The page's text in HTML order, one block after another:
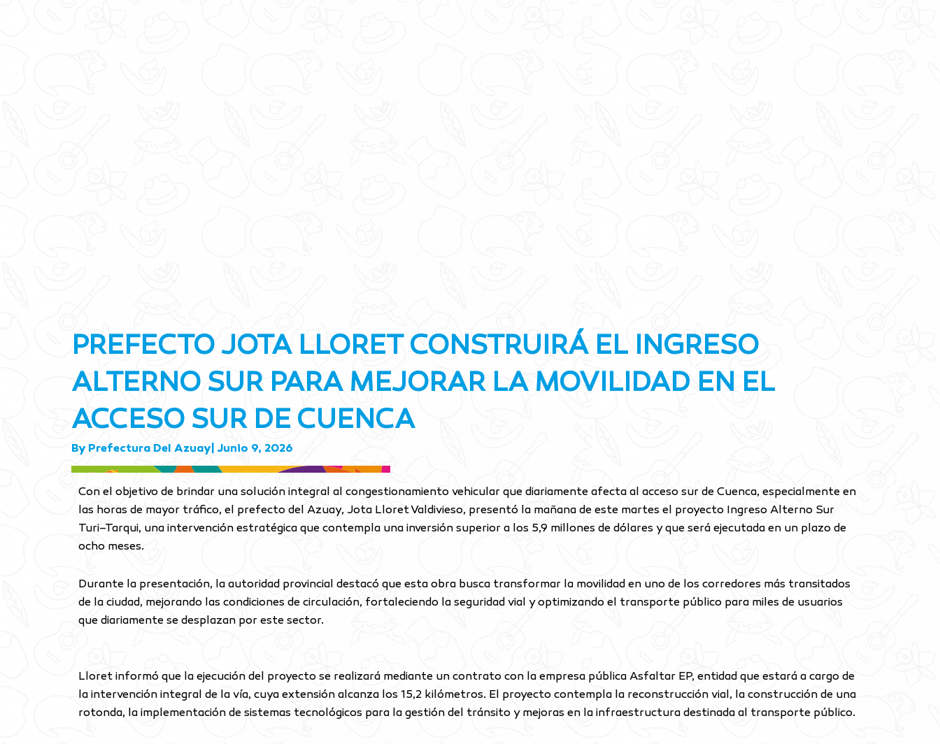
PREFECTO JOTA LLORET CONSTRUIRÁ EL INGRESO
ALTERNO SUR PARA MEJORAR LA MOVILIDAD EN EL
ACCESO SUR DE CUENCA
ByPrefectura Del Azuay Junio 9, 2026
Con el objetivo de brindar una solución integral al congestionamiento vehicular que diariamente afecta al acceso sur de Cuenca, especialmente en
las horas de mayor tráfico, el prefecto del Azuay, Jota Lloret Valdivieso, presentó la mañana de este martes el proyecto Ingreso Alterno Sur
Turi–Tarqui, una intervención estratégica que contempla una inversión superior a los 5,9 millones de dólares y que será ejecutada en un plazo de
ocho meses.
Durante la presentación, la autoridad provincial destacó que esta obra busca transformar la movilidad en uno de los corredores más transitados
de la ciudad, mejorando las condiciones de circulación, fortaleciendo la seguridad vial y optimizando el transporte público para miles de usuarios
que diariamente se desplazan por este sector.
Lloret informó que la ejecución del proyecto se realizará mediante un contrato con la empresa pública Asfaltar EP, entidad que estará a cargo de
la intervención integral de la vía, cuya extensión alcanza los 15,2 kilómetros. El proyecto contempla la reconstrucción vial, la construcción de una
rotonda, la implementación de sistemas tecnológicos para la gestión del tránsito y mejoras en la infraestructura destinada al transporte público.